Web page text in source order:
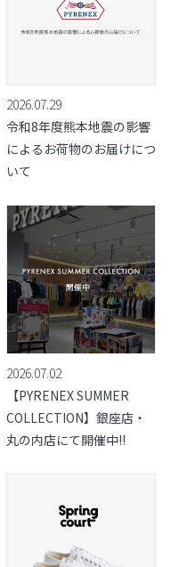
2026.07.29
令和8年度熊本地震の影響
によるお荷物のお届けにつ
いて
2026.07.02
【PYRENEX SUMMER
COLLECTION】銀座店・
丸の内店にて開催中!!